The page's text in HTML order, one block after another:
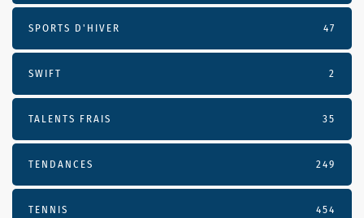
SPORTS D'HIVER 47
SWIFT 2
TALENTS FRAIS 35
TENDANCES 249
TENNIS 454